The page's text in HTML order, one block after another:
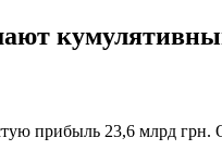
прибыль 23,6 млрд грн.